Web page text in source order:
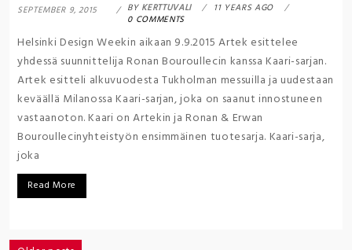
SEPTEMBER 9, 2015 BY KERTTUVALI
11 YEARS AGO
0 COMMENTS
Helsinki Design Weekin aikaan 9.9.2015 Artek esittelee
yhdessä suunnittelija Ronan Bouroullecin kanssa Kaari-sarjan.
Artek esitteli alkuvuodesta Tukholman messuilla ja uudestaan
keväällä Milanossa Kaari-sarjan, joka on saanut innostuneen
vastaanoton. Kaari on Artekin ja Ronan & Erwan
Bouroullecinyhteistyön ensimmäinen tuotesarja. Kaari-sarja,
joka
Read More